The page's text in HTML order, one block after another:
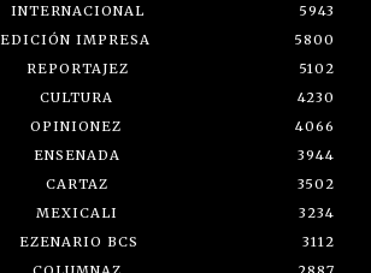
INTERNACIONAL
5943
EDICIÓN IMPRESA
5800
REPORTAJEZ
5102
CULTURA
4230
OPINIONEZ
4066
ENSENADA
3944
CARTAZ
3502
MEXICALI
3234
EZENARIO BCS
3112